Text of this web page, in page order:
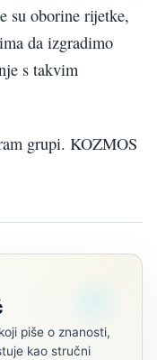
su oborine rijetke,
da izgradimo
s takvim
grupi. KOZMOS
piše o znanosti,
kao stručni